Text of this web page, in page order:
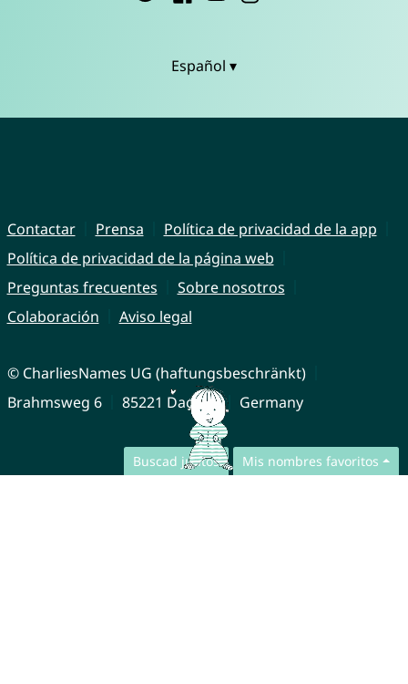
Buscad juntos Mis nombres favoritos
Español ▾
Contactar Prensa
Política de privacidad de la app
Política de privacidad de la página web
Preguntas frecuentes
Sobre nosotros
Colaboración
Aviso legal
© CharliesNames UG (haftungsbeschränkt)
Brahmsweg 6
85221 Dachau Germany